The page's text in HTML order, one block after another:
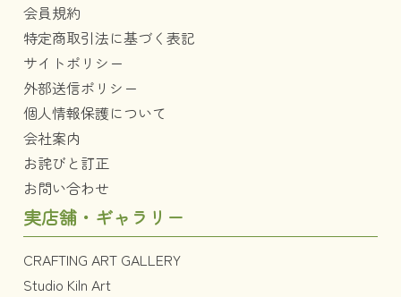
会員規約
特定商取引法に基づく表記
サイトポリシー
外部送信ポリシー
個人情報保護について
会社案内
お詫びと訂正
お問い合わせ
実店舗・ギャラリー
CRAFTING ART GALLERY
Studio Kiln Art